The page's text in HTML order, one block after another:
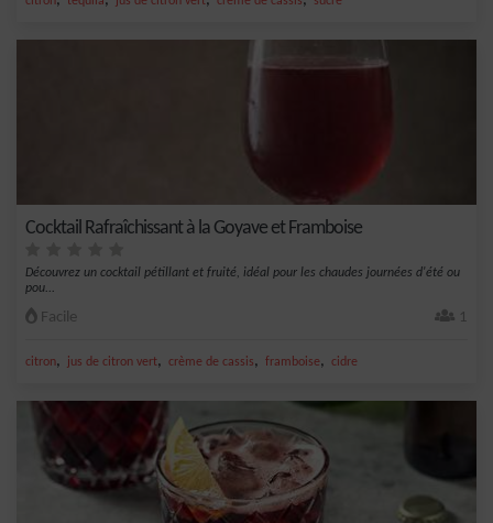
Cocktail Rafraîchissant à la Goyave et Framboise
Découvrez un cocktail pétillant et fruité, idéal pour les chaudes journées d'été ou
pou...
Facile 1
citron, jus de citron vert, crème de cassis, framboise, cidre